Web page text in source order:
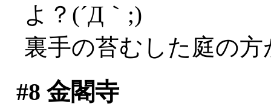
よ？(´Д｀;)
裏手の苔むした庭の
#8 金閣寺